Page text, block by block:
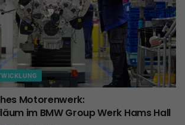
Motorenwerk:
im BMW Group Werk Hams Hall